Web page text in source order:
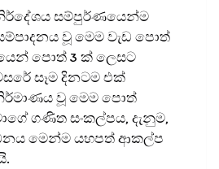
සම්පුර්ණයෙන්ම
වූ මෙම වැඩ පොත්
පොත් 3 ක් ලෙසට
සෑම දිනටම එක්
වූ මෙම පොත්
ගණිත සංකල්පය, දැනුම,
මෙන්ම යහපත් ආකල්ප